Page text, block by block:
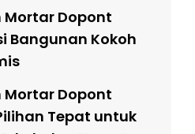
Mortar Dopont
Bangunan Kokoh
Mortar Dopont
Tepat untuk